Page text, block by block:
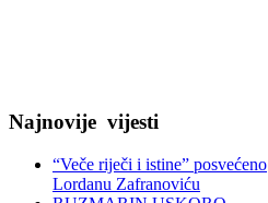
Najnovije vijesti
“Veče riječi i istine” posvećeno
Lordanu Zafranoviću